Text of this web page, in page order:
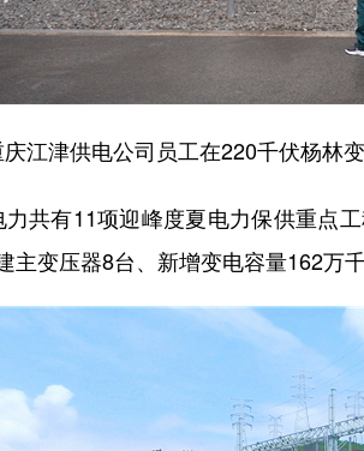
江津供电公司员工在220千伏杨林
有11项迎峰度夏电力保供重点工
主变压器8台、新增变电容量162万